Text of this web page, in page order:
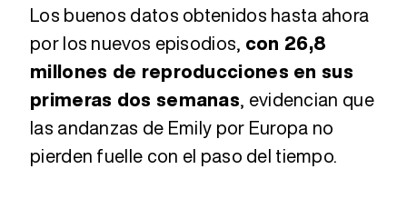
Los buenos datos obtenidos hasta ahora
por los nuevos episodios, con 26,8
millones de reproducciones en sus
primeras dos semanas, evidencian que
las andanzas de Emily por Europa no
pierden fuelle con el paso del tiempo.